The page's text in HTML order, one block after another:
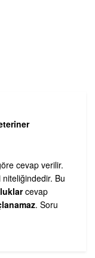
cevap verilir.
Bu
cevap
. Soru